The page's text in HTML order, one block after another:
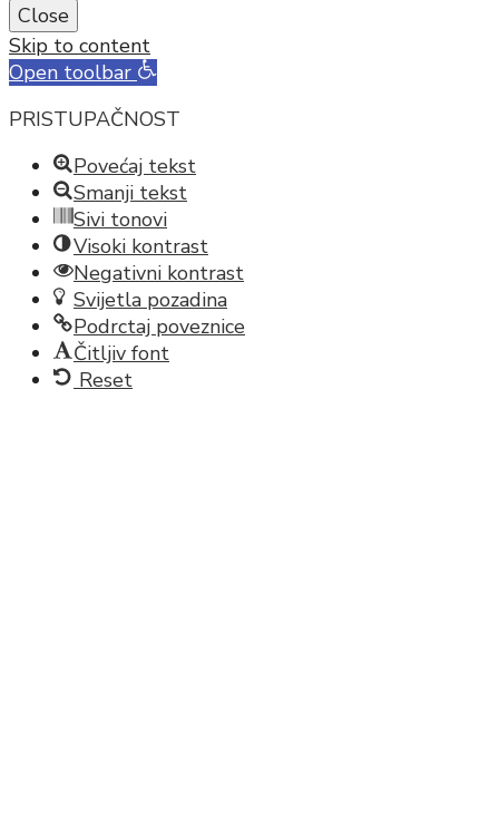
Close
Skip to content
Open toolbar
PRISTUPAČNOST
Povećaj tekst
Smanji tekst
Sivi tonovi
Visoki kontrast
Negativni kontrast
Svijetla pozadina
Podrctaj poveznice
Čitljiv font
Reset